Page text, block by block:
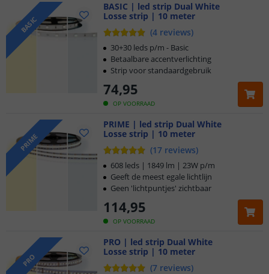
BASIC
BASIC | led strip Dual White
Losse strip | 10 meter
(4 reviews)
OP VOORRAAD
74,95
30+30 leds p/m - Basic
Betaalbare accentverlichting
Strip voor standaardgebruik
PRIME
PRIME | led strip Dual White
Losse strip | 10 meter
(17 reviews)
OP VOORRAAD
114,95
608 leds | 1849 lm | 23W p/m
Geeft de meest egale lichtlijn
Geen 'lichtpuntjes' zichtbaar
PRO
PRO | led strip Dual White
Losse strip | 10 meter
(7 reviews)